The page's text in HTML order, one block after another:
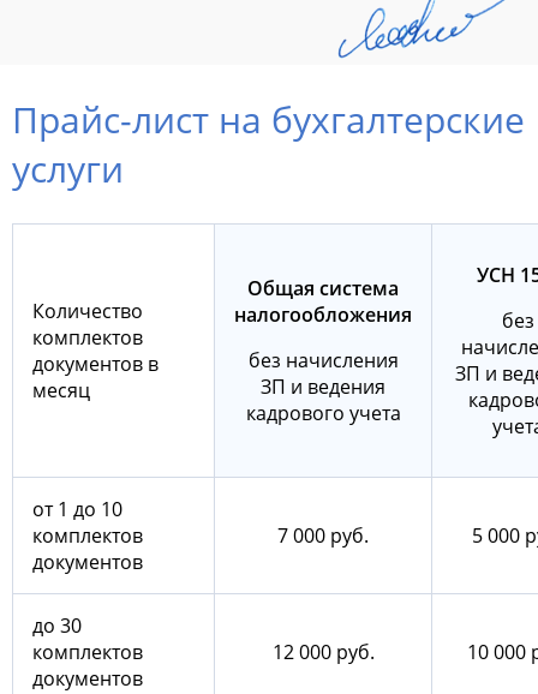
Прайс-лист на бухгалтерские
услуги
Количество
комплектов
документов в
месяц
Общая система
налогообложения
без начисления
ЗП и ведения
кадрового учета
УСН
без
ЗП и
от 1 до 10
комплектов
документов
7 000 руб. 5 000
до 30
комплектов
документов
12 000 руб. 10 000